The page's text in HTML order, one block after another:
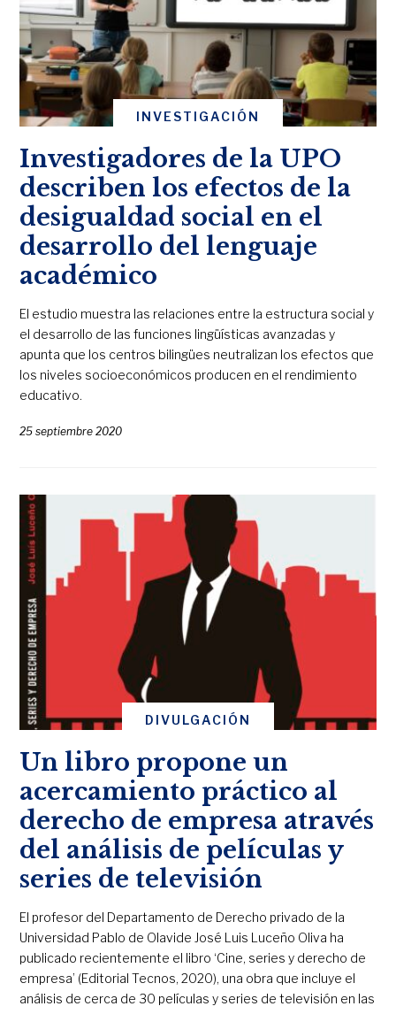
INVESTIGACIÓN
Investigadores de la UPO
describen los efectos de la
desigualdad social en el
desarrollo del lenguaje
académico
El estudio muestra las relaciones entre la estructura social y
el desarrollo de las funciones lingüísticas avanzadas y
apunta que los centros bilingües neutralizan los efectos que
los niveles socioeconómicos producen en el rendimiento
educativo.
25 septiembre 2020
DIVULGACIÓN
Un libro propone un
acercamiento práctico al
derecho de empresa através
del análisis de películas y
series de televisión
El profesor del Departamento de Derecho privado de la
Universidad Pablo de Olavide José Luis Luceño Oliva ha
publicado recientemente el libro ‘Cine, series y derecho de
empresa’ (Editorial Tecnos, 2020), una obra que incluye el
análisis de cerca de 30 películas y series de televisión en las